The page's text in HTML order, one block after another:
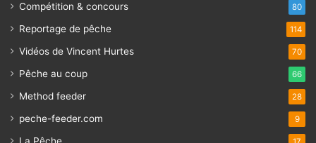
Compétition & concours 80
Reportage de pêche 114
Vidéos de Vincent Hurtes 70
Pêche au coup 66
Method feeder 28
peche-feeder.com 9